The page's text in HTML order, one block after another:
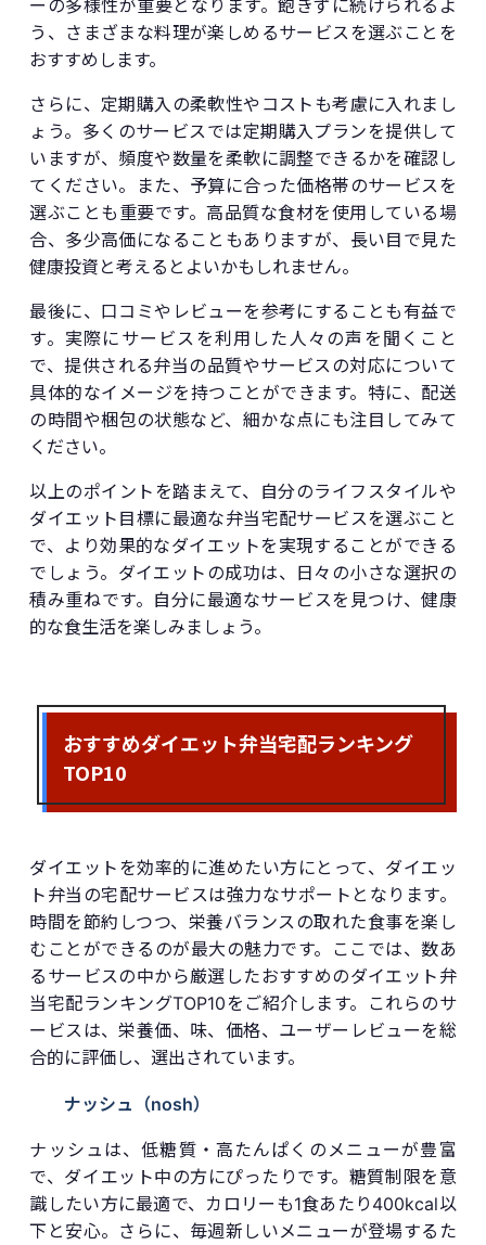
ーの多様性が重要となります。飽きずに続けられるよ
う、さまざまな料理が楽しめるサービスを選ぶことを
おすすめします。
さらに、定期購入の柔軟性やコストも考慮に入れまし
ょう。多くのサービスでは定期購入プランを提供して
いますが、頻度や数量を柔軟に調整できるかを確認し
てください。また、予算に合った価格帯のサービスを
選ぶことも重要です。高品質な食材を使用している場
合、多少高価になることもありますが、長い目で見た
健康投資と考えるとよいかもしれません。
最後に、口コミやレビューを参考にすることも有益で
す。実際にサービスを利用した人々の声を聞くこと
で、提供される弁当の品質やサービスの対応について
具体的なイメージを持つことができます。特に、配送
の時間や梱包の状態など、細かな点にも注目してみて
ください。
以上のポイントを踏まえて、自分のライフスタイルや
ダイエット目標に最適な弁当宅配サービスを選ぶこと
で、より効果的なダイエットを実現することができる
でしょう。ダイエットの成功は、日々の小さな選択の
積み重ねです。自分に最適なサービスを見つけ、健康
的な食生活を楽しみましょう。
おすすめダイエット弁当宅配ランキング
TOP10
ダイエットを効率的に進めたい方にとって、ダイエッ
ト弁当の宅配サービスは強力なサポートとなります。
時間を節約しつつ、栄養バランスの取れた食事を楽し
むことができるのが最大の魅力です。ここでは、数あ
るサービスの中から厳選したおすすめのダイエット弁
当宅配ランキングTOP10をご紹介します。これらのサ
ービスは、栄養価、味、価格、ユーザーレビューを総
合的に評価し、選出されています。
ナッシュ（nosh）
ナッシュは、低糖質・高たんぱくのメニューが豊富
で、ダイエット中の方にぴったりです。糖質制限を意
識したい方に最適で、カロリーも1食あたり400kcal以
下と安心。さらに、毎週新しいメニューが登場するた